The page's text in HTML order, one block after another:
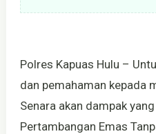
Polres Kapuas Hulu –
dan pemahaman kepada
Senara akan dampak
Pertambangan Emas